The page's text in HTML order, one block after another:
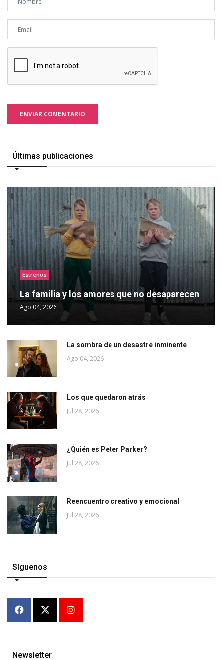
ENVIAR COMENTARIO
Últimas publicaciones
Estrenos
La familia y los amores que no desaparecen
Ago 04, 2026
La sombra de un desastre inminente
Ago 04, 2026
Los que quedaron atrás
Jul 28, 2026
¿Quién es Peter Parker?
Jul 28, 2026
Reencuentro creativo y emocional
Jul 28, 2026
Síguenos
Newsletter